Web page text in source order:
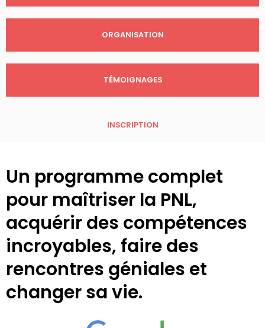
ORGANISATION
TÉMOIGNAGES
INSCRIPTION
Un programme complet
pour maîtriser la PNL,
acquérir des compétences
incroyables, faire des
rencontres géniales et
changer sa vie.